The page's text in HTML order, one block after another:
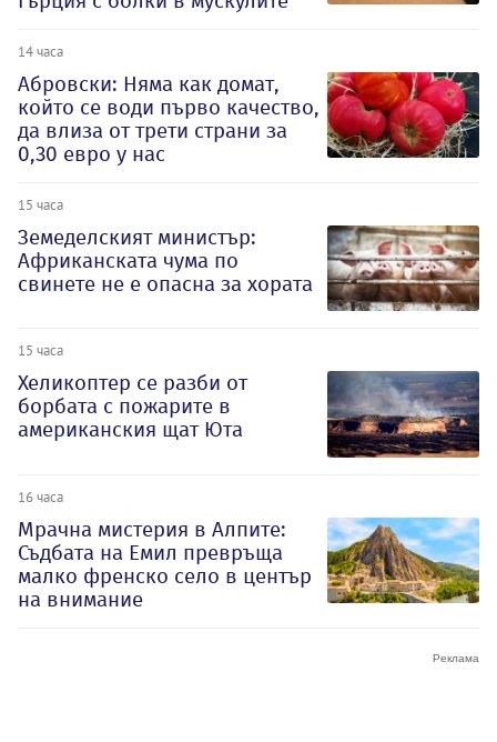
14 часа
Абровски: Няма как домат,
който се води първо качество,
да влиза от трети страни за
0,30 евро у нас
15 часа
Земеделският министър:
Африканската чума по
свинете не е опасна за хората
15 часа
Хеликоптер се разби от
борбата с пожарите в
американския щат Юта
16 часа
Мрачна мистерия в Алпите:
Съдбата на Емил превръща
малко френско село в център
на внимание